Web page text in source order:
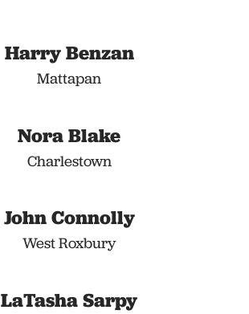
Harry Benzan
Mattapan
Nora Blake
Charlestown
John Connolly
West Roxbury
LaTasha Sarpy